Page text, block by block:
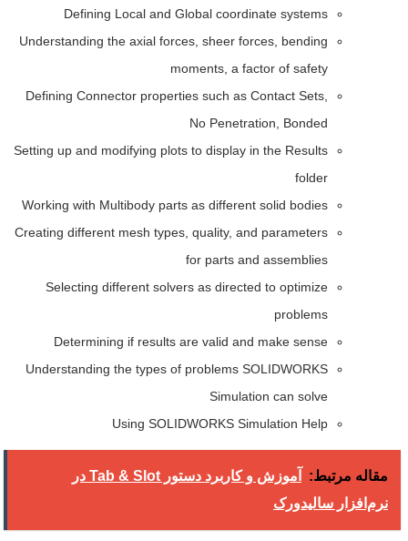
Defining Local and Global coordinate systems
Understanding the axial forces, sheer forces, bending
moments, a factor of safety
Defining Connector properties such as Contact Sets,
No Penetration, Bonded
Setting up and modifying plots to display in the Results
folder
Working with Multibody parts as different solid bodies
Creating different mesh types, quality, and parameters
for parts and assemblies
Selecting different solvers as directed to optimize
problems
Determining if results are valid and make sense
Understanding the types of problems SOLIDWORKS
Simulation can solve
Using SOLIDWORKS Simulation Help
مقاله مرتبط:
آموزش و کاربرد دستور Tab & Slot در
نرم‌افزار سالیدورک